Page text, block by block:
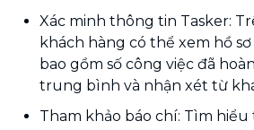
Xác minh thông tin Tasker:
khách hàng có thể xem hồ
bao gồm số công việc đã
trung bình và nhận xét từ
Tham khảo báo chí: Tìm